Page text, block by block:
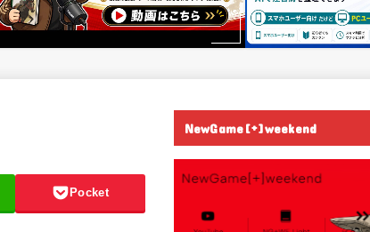
Pocket
NewGame[+]weekend